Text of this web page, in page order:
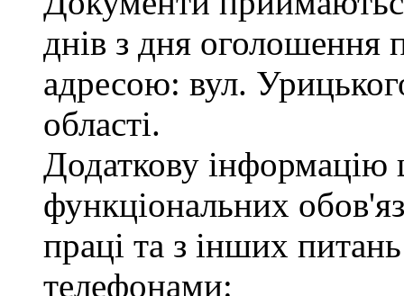
днів з дня оголошення
адресою: вул.
області.
Додаткову
функціональних
праці та з інших
телефонами: